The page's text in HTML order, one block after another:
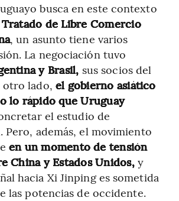
busca en este contexto
de Libre Comercio
, un asunto tiene varios
La negociación tuvo
y Brasil, sus socios del
otro lado, el gobierno asiático
lo rápido que Uruguay
el estudio de
además, el movimiento
en un momento de tensión
China y Estados Unidos,y
hacia Xi Jinping es sometida
las potencias de occidente.